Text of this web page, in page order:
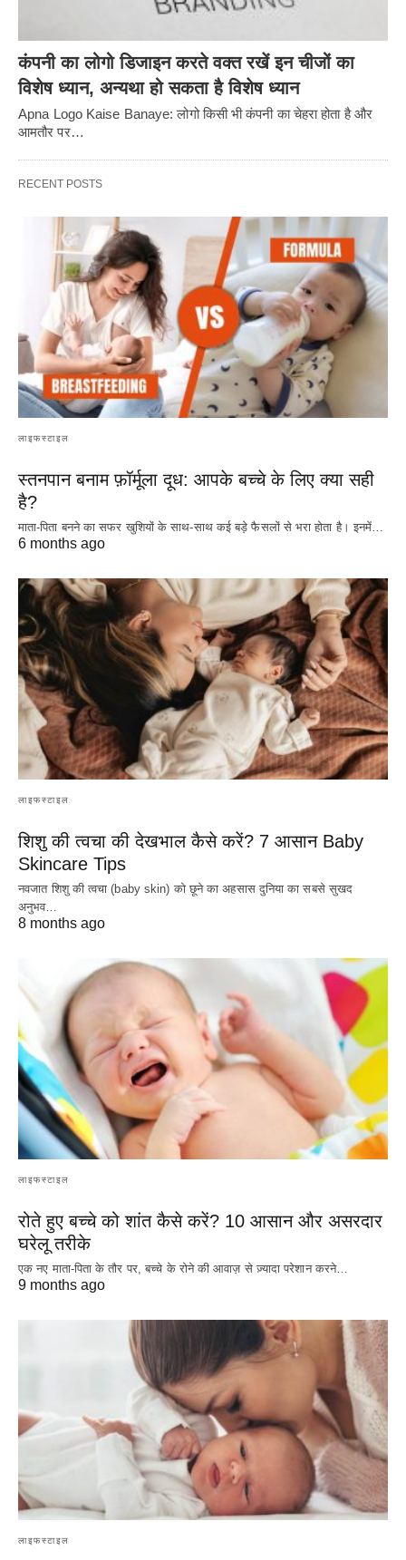
कंपनी का लोगो डिजाइन करते वक्त रखें इन चीजों का
विशेष ध्यान, अन्यथा हो सकता है विशेष ध्यान
Apna Logo Kaise Banaye: लोगो किसी भी कंपनी का चेहरा होता है और
आमतौर पर…
RECENT POSTS
लाइफस्टाइल
स्तनपान बनाम फ़ॉर्मूला दूध: आपके बच्चे के लिए क्या सही
है?
माता-पिता बनने का सफर खुशियों के साथ-साथ कई बड़े फैसलों से भरा होता है। इनमें…
6 months ago
लाइफस्टाइल
शिशु की त्वचा की देखभाल कैसे करें? 7 आसान Baby
Skincare Tips
नवजात शिशु की त्वचा (baby skin) को छूने का अहसास दुनिया का सबसे सुखद
अनुभव…
8 months ago
लाइफस्टाइल
रोते हुए बच्चे को शांत कैसे करें? 10 आसान और असरदार
घरेलू तरीके
एक नए माता-पिता के तौर पर, बच्चे के रोने की आवाज़ से ज़्यादा परेशान करने…
9 months ago
लाइफस्टाइल